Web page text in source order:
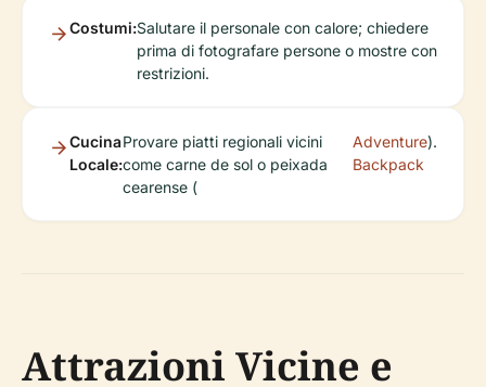
Costumi:Salutare il personale con calore; chiedere
prima di fotografare persone o mostre con
restrizioni.
Cucina
Locale:
Provare piatti regionali vicini
come carne de sol o peixada
cearense (
Adventure
Backpack
).
Attrazioni Vicine e